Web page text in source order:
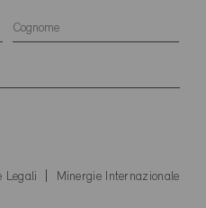
Legali Minergie Internazionale